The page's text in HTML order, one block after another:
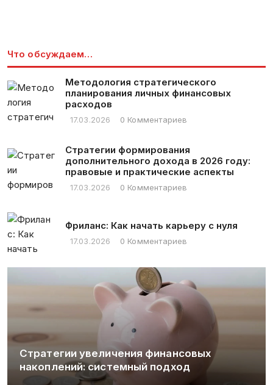
Что обсуждаем…
Методология стратегического
планирования личных финансовых
расходов
17.03.2026 0 Комментариев
Стратегии формирования
дополнительного дохода в 2026 году:
правовые и практические аспекты
17.03.2026 0 Комментариев
Фриланс: Как начать карьеру с нуля
17.03.2026 0 Комментариев
Стратегии увеличения финансовых
накоплений: системный подход